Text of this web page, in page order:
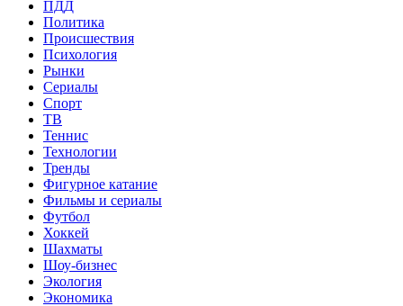
ПДД
Политика
Происшествия
Психология
Рынки
Сериалы
Спорт
ТВ
Теннис
Технологии
Тренды
Фигурное катание
Фильмы и сериалы
Футбол
Хоккей
Шахматы
Шоу-бизнес
Экология
Экономика